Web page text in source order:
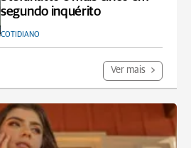
segundo inquérito
COTIDIANO
Ver mais